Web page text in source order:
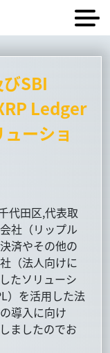
SBI
Ledger
ーショ
代田区,代表取
社（リップル
済やその他の
（法人向けに
たソリューシ
）を活用した法
導入に向け
ましたのでお